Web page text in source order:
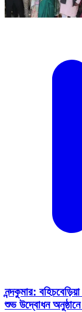
নন্দকুমার:
শুভ উদ্বোধন